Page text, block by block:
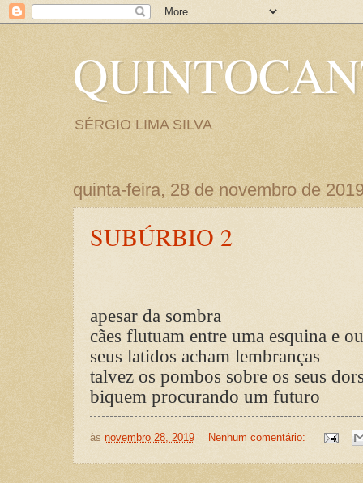
SÉRGIO LIMA SILVA
quinta-feira, 28 de novembro de
SUBÚRBIO 2
apesar da sombra
cães flutuam entre uma esquina e
seus latidos acham lembranças
talvez os pombos sobre os seus
biquem procurando um futuro
às novembro 28, 2019 Nenhum comentário: